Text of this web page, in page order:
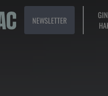
NEWSLETTER